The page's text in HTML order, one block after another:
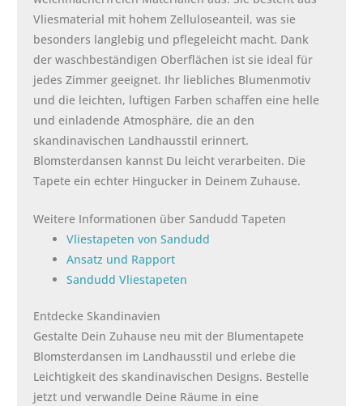
Vliesmaterial mit hohem Zelluloseanteil, was sie
besonders langlebig und pflegeleicht macht. Dank
der waschbeständigen Oberflächen ist sie ideal für
jedes Zimmer geeignet. Ihr liebliches Blumenmotiv
und die leichten, luftigen Farben schaffen eine helle
und einladende Atmosphäre, die an den
skandinavischen Landhausstil erinnert.
Blomsterdansen kannst Du leicht verarbeiten. Die
Tapete ein echter Hingucker in Deinem Zuhause.
Weitere Informationen über Sandudd Tapeten
Vliestapeten von Sandudd
Ansatz und Rapport
Sandudd Vliestapeten
Entdecke Skandinavien
Gestalte Dein Zuhause neu mit der Blumentapete
Blomsterdansen im Landhausstil und erlebe die
Leichtigkeit des skandinavischen Designs. Bestelle
jetzt und verwandle Deine Räume in eine